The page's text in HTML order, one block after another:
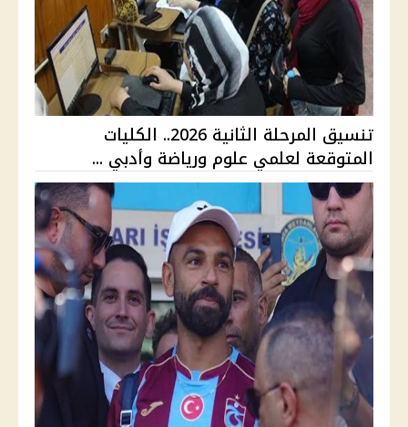
تنسيق المرحلة الثانية 2026.. الكليات
المتوقعة لعلمي علوم ورياضة وأدبي ...